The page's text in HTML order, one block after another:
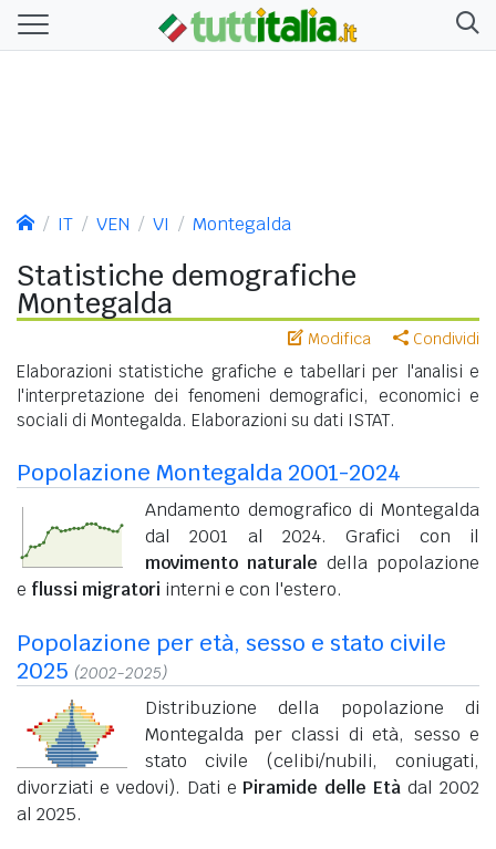
IT VEN VI Montegalda
Statistiche demografiche
Montegalda
Modifica Condividi
Elaborazioni statistiche grafiche e tabellari per l'analisi e
l'interpretazione dei fenomeni demografici, economici e
sociali di Montegalda. Elaborazioni su dati ISTAT.
Popolazione Montegalda 2001-2024
Andamento demografico di Montegalda
dal 2001 al 2024. Grafici con il
movimento naturale della popolazione
e flussi migratori interni e con l'estero.
Popolazione per età, sesso e stato civile
2025 (2002-2025)
Distribuzione della popolazione di
Montegalda per classi di età, sesso e
stato civile (celibi/nubili, coniugati,
divorziati e vedovi). Dati e Piramide delle Età dal 2002
al 2025.